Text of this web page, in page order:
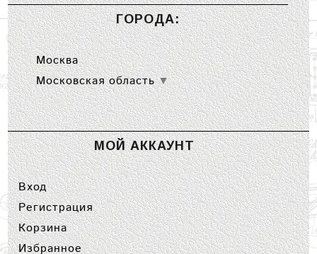
ГОРОДА:
Москва
Московская область ▼
МОЙ АККАУНТ
Вход
Регистрация
Корзина
Избранное